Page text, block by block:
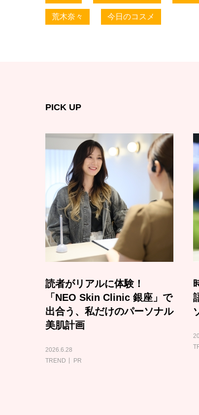
荒木奈々 今日のコスメ
PICK UP
読者がリアルに体験！
「NEO Skin Clinic 銀座」で
出合う、私だけのパーソナル
美肌計画
2026.6.28
TREND
PR